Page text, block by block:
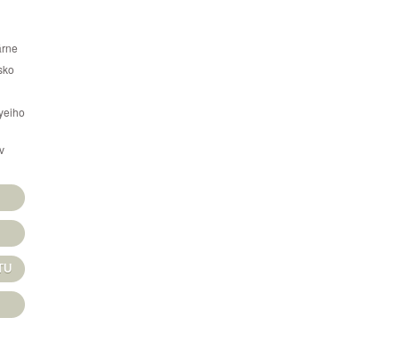
V KOMÁRNE
LODÍ V KOMÁRNE“ – „A KOMÁROMI HAJÓGYÁRTÁS 125 ÉVE”
/ KULTURÁLIS PROGRAMAJÁNLÓ – TÝŽDENNÝ / HETI
/ SLOVENSKÍ REBELI / DRAMAŤÁK / DIVADLO KOMORA
SYSTÉMU KOMÁRNA WWW.PEVNOST-KOMARNO.SK
FERENCZI ÉVI A PREZMECZKY PÉTER